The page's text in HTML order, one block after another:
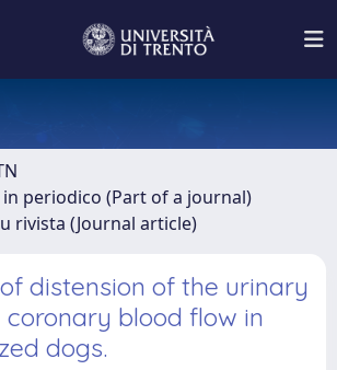
periodico (Part of a journal)
rivista (Journal article)
distension of the urinary
blood flow in
dogs.